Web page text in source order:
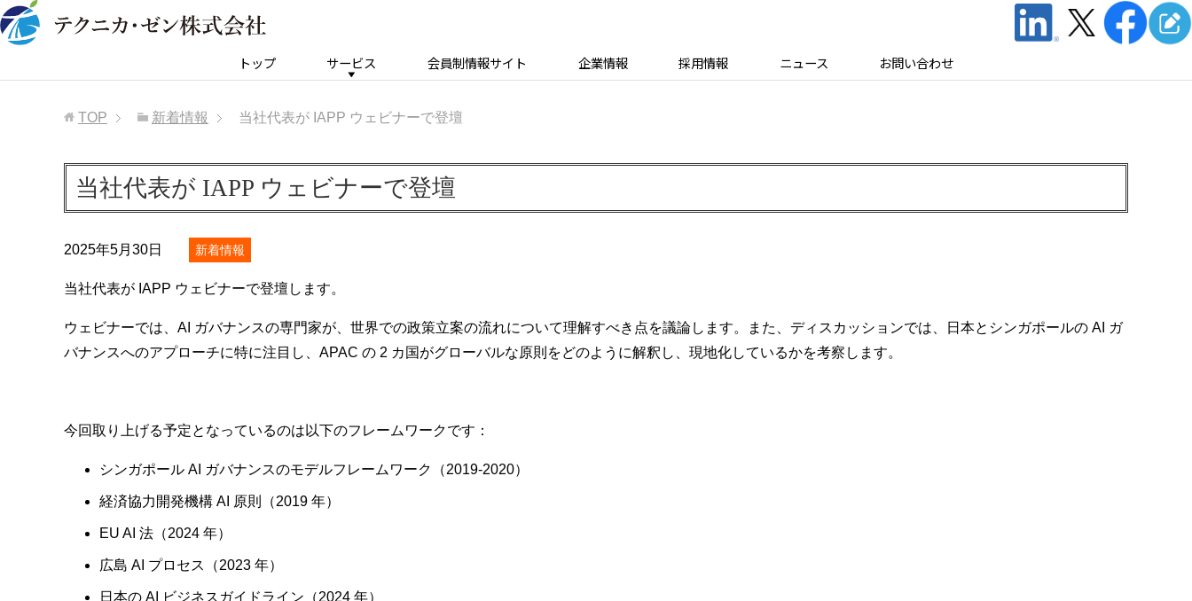
トップ サービス 会員制情報サイト 企業情報 採用情報 ニュース お問い合わせ
TOP 新着情報 当社代表が IAPP ウェビナーで登壇
当社代表が IAPP ウェビナーで登壇
2025年5月30日 新着情報
当社代表が IAPP ウェビナーで登壇します。
ウェビナーでは、AI ガバナンスの専門家が、世界での政策立案の流れについて理解すべき点を議論します。また、ディスカッションでは、日本とシンガポールの AI ガ
バナンスへのアプローチに特に注目し、APAC の 2 カ国がグローバルな原則をどのように解釈し、現地化しているかを考察します。
今回取り上げる予定となっているのは以下のフレームワークです：
シンガポール AI ガバナンスのモデルフレームワーク（2019-2020）
経済協力開発機構 AI 原則（2019 年）
EU AI 法（2024 年）
広島 AI プロセス（2023 年）
日本の AI ビジネスガイドライン（2024 年）